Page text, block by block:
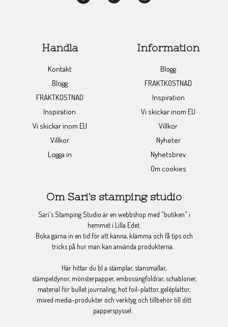
Handla
Kontakt
Blogg
FRAKTKOSTNAD
Inspiration
Vi skickar inom EU
Villkor
Logga in
Information
Blogg
FRAKTKOSTNAD
Inspiration
Vi skickar inom EU
Villkor
Nyheter
Nyhetsbrev
Om cookies
Om Sari's stamping studio
Sari's Stamping Studio är en webbshop med "butiken" i
hemmet i Lilla Edet.
Boka gärna in en tid för att känna, klämma och få tips och
tricks på hur man kan använda produkterna.
Här hittar du bl a stämplar, stansmallar,
stämpeldynor, mönsterpapper, embossingfoldrar, schabloner,
material för bullet journaling, hot foil-plattor, geléplattor,
mixed media-produkter och verktyg och tillbehör till ditt
papperspyssel.